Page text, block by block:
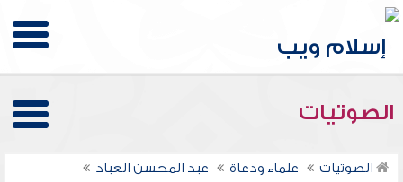
الصوتيات
الصوتيات علماء ودعاة
عبد المحسن العباد